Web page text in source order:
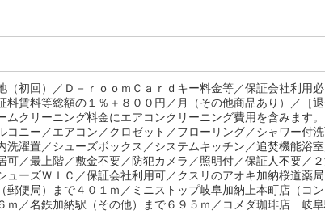
（初回）／Ｄ－ｒｏｏｍＣａｒｄキー料金等／保証会社利用
料賃料等総額の１％＋８００円／月（その他商品あり）／［
ムクリーニング料金にエアコンクリーニング費用を含みま
コニー／エアコン／クロゼット／フローリング／シャワー付
洗濯置／シューズボックス／システムキッチン／追焚機能浴
／最上階／敷金不要／防犯カメラ／照明付／保証人不要／
ーズＷＩＣ／保証会社利用可／クスリのアオキ加納桜道薬局
郵便局）まで４０１ｍ／ミニストップ岐阜加納上本町店（コ
ｍ／名鉄加納駅（その他）まで６９５ｍ／コメダ珈琲店 岐